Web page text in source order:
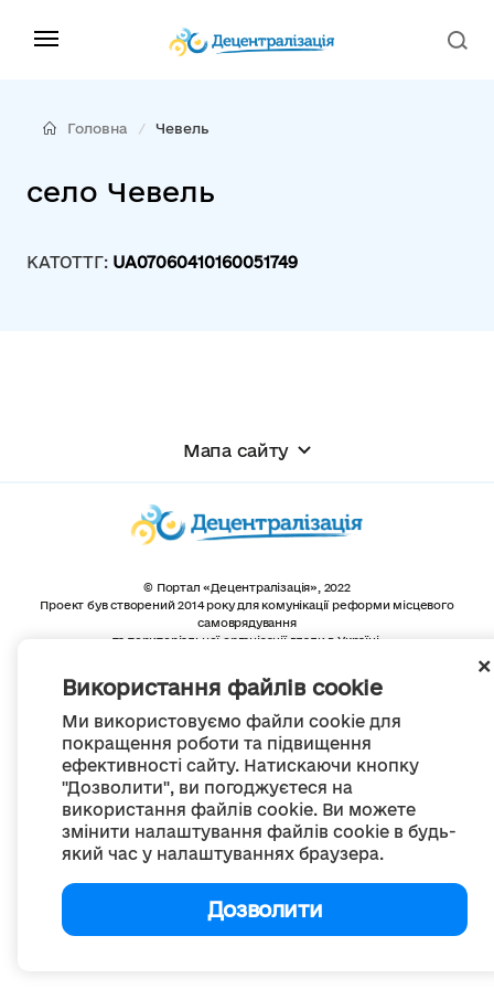
Використання файлів cookie
Ми використовуємо файли cookie для
покращення роботи та підвищення
ефективності сайту. Натискаючи кнопку
"Дозволити", ви погоджуєтеся на
використання файлів cookie. Ви можете
змінити налаштування файлів cookie в будь-
який час у налаштуваннях браузера.
Дозволити
Головна Чевель
село Чевель
КАТОТТГ: UA07060410160051749
Мапа сайту
© Портал «Децентралізація», 2022
Проект був створений 2014 року для комунікації реформи місцевого
самоврядування
та територіальної організації влади в Україні.
Весь контент доступний за ліцензією
Creative Commons Attribution 4.0 International license,
якщо не зазначено інше